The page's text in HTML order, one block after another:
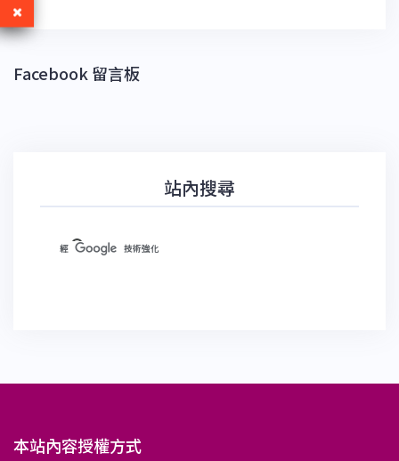
Facebook 留言板
站內搜尋
本站內容授權方式